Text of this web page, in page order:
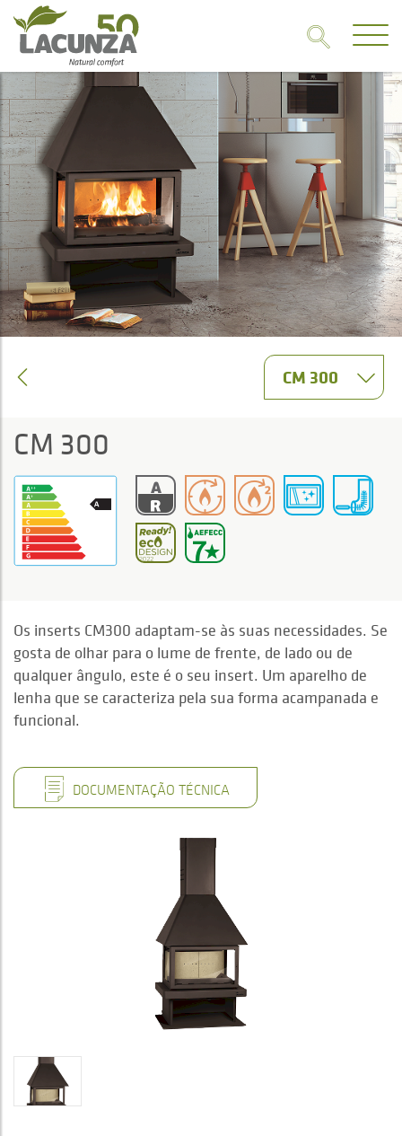
CM 300
CM 300
Os inserts CM300 adaptam-se às suas necessidades. Se
gosta de olhar para o lume de frente, de lado ou de
qualquer ângulo, este é o seu insert. Um aparelho de
lenha que se caracteriza pela sua forma acampanada e
funcional.
DOCUMENTAÇÃO TÉCNICA